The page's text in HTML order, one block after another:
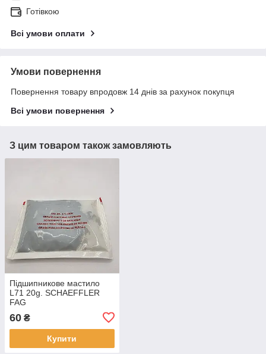
Готівкою
Всі умови оплати
Умови повернення
Повернення товару впродовж 14 днів за рахунок покупця
Всі умови повернення
З цим товаром також замовляють
Підшипникове мастило
L71 20g. SCHAEFFLER
FAG
60 ₴
Купити